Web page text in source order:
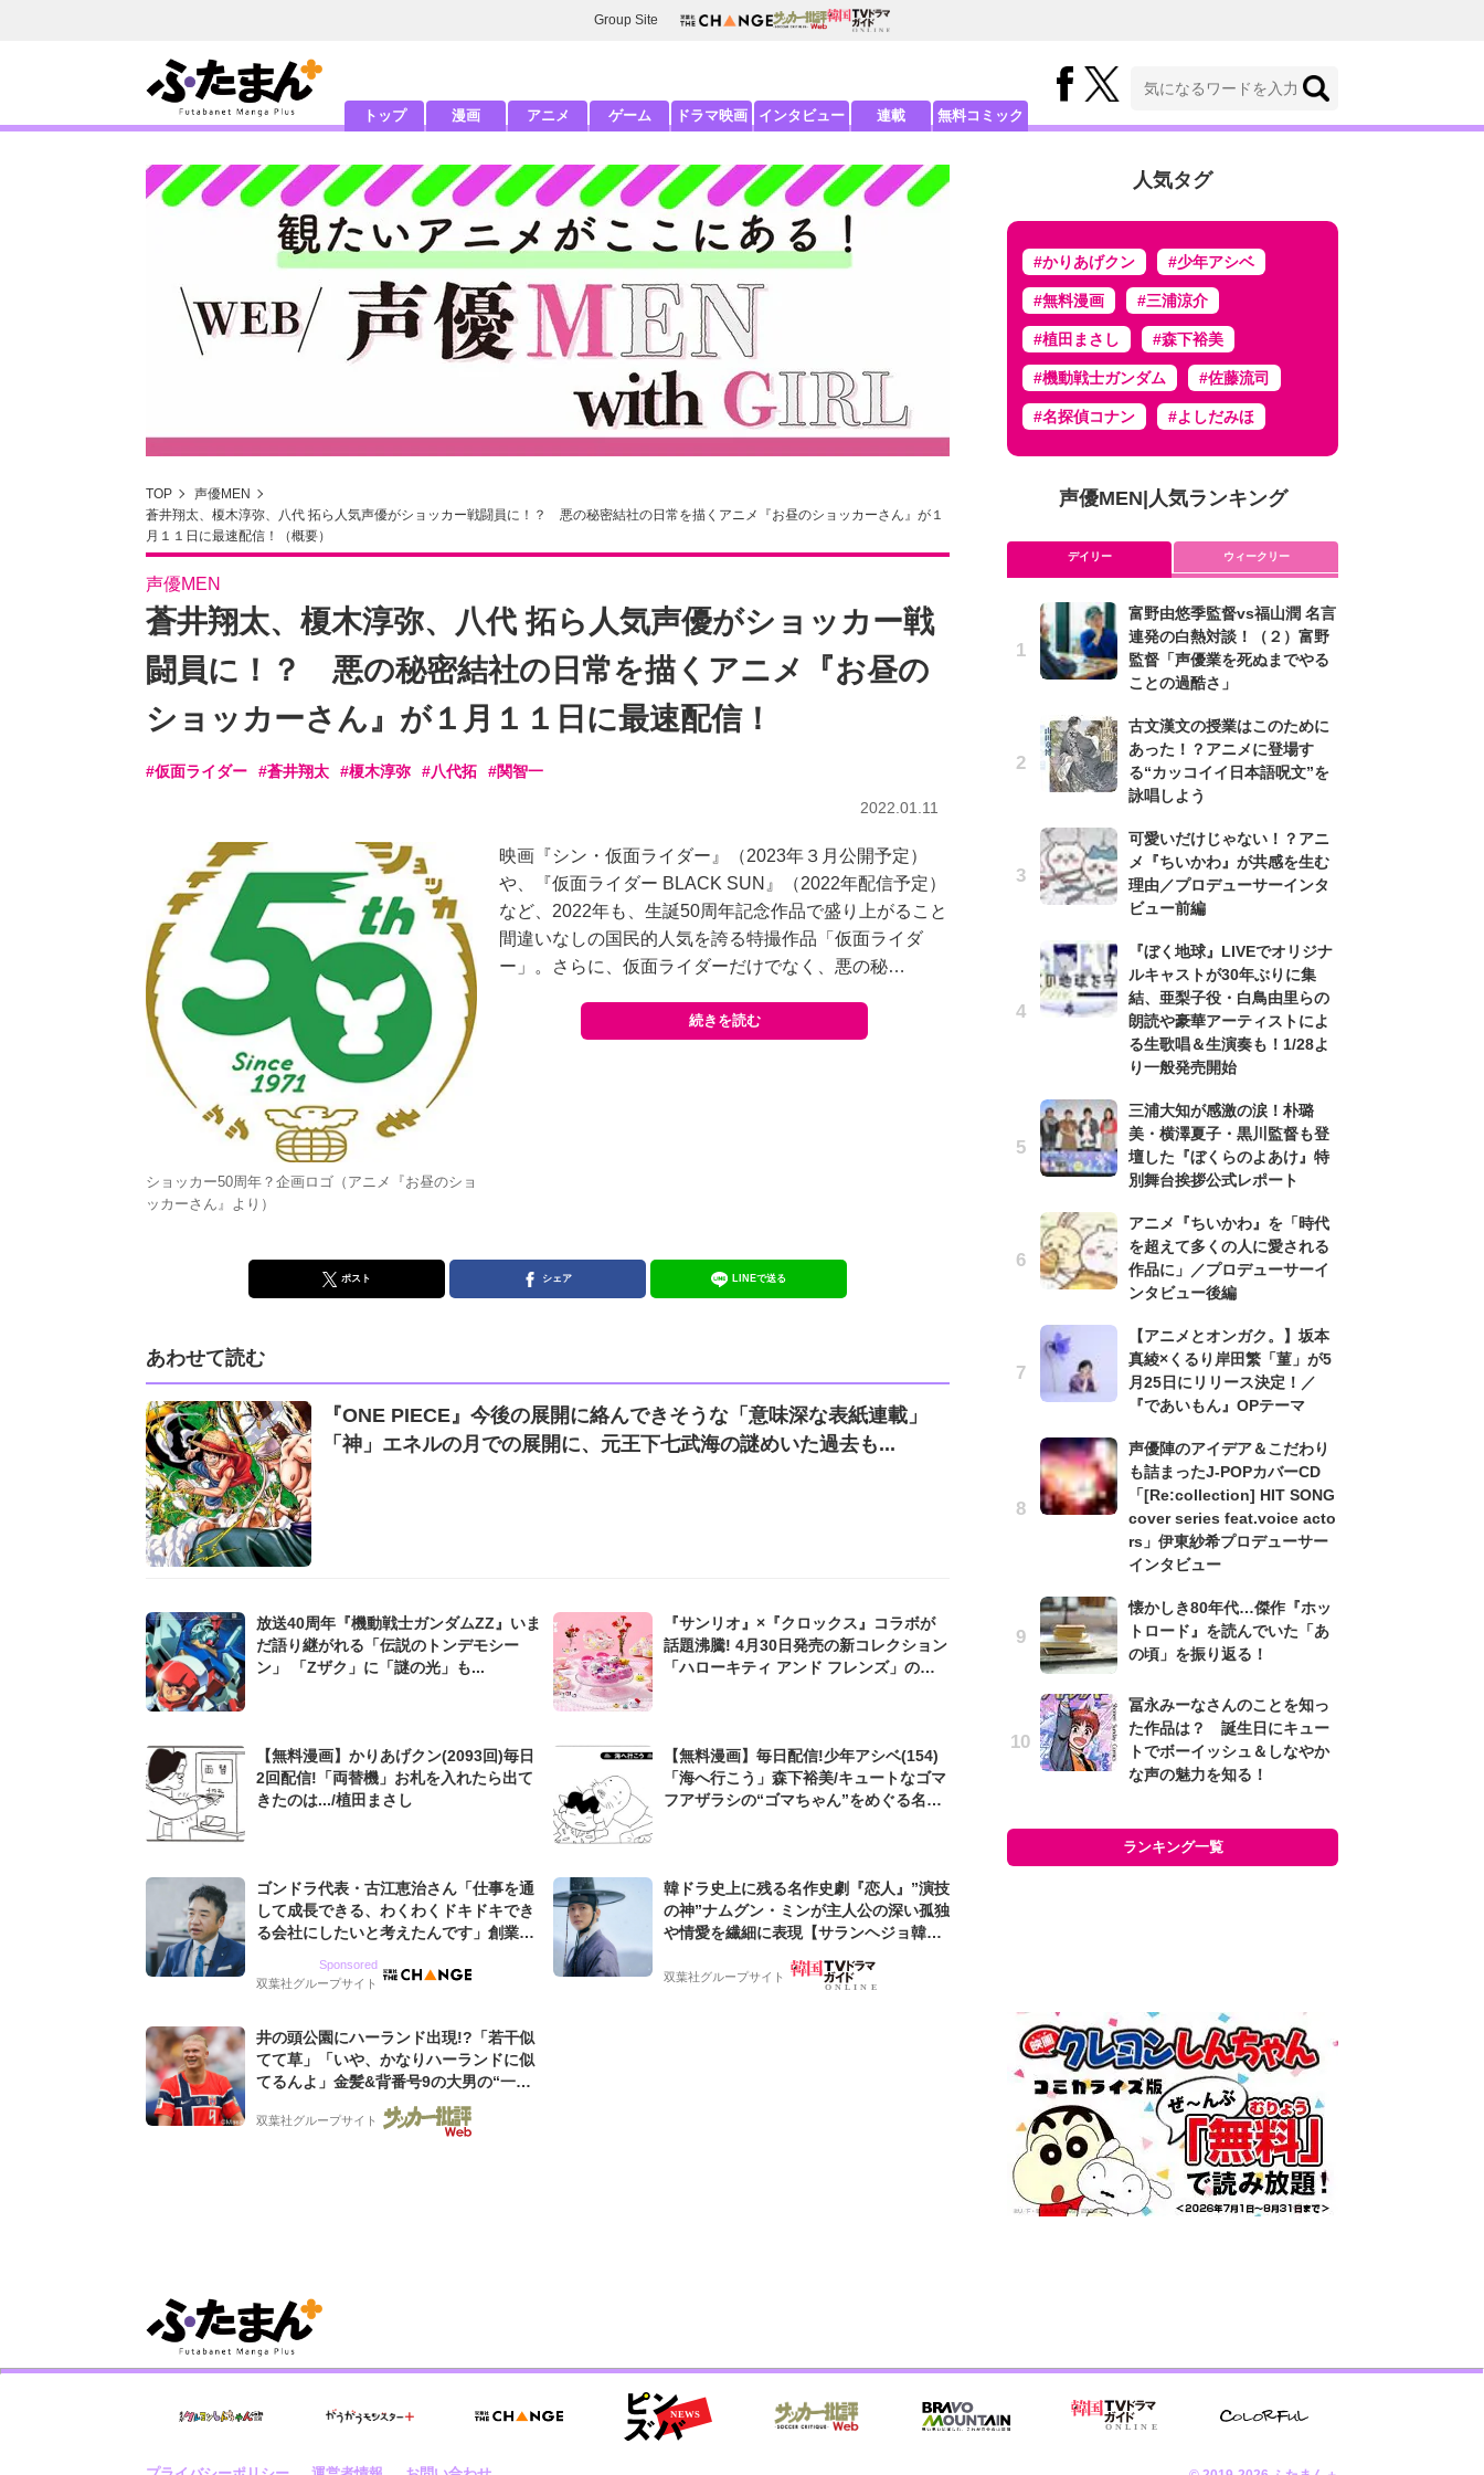
Group Site
トップ 漫画 アニメ ゲーム ドラマ映画 インタビュー 連載 無料コミック
TOP
声優MEN
蒼井翔太、榎木淳弥、八代 拓ら人気声優がショッカー戦闘員に！？ 悪の秘密結社の日常を描くアニメ『お昼のショッカーさん』が１
月１１日に最速配信！（概要）
声優MEN
蒼井翔太、榎木淳弥、八代 拓ら人気声優がショッカー戦
闘員に！？ 悪の秘密結社の日常を描くアニメ『お昼の
ショッカーさん』が１月１１日に最速配信！
#仮面ライダー #蒼井翔太 #榎木淳弥 #八代拓 #関智一
2022.01.11
ショッカー50周年？企画ロゴ（アニメ『お昼のショ
ッカーさん』より）
映画『シン・仮面ライダー』（2023年３月公開予定）
や、『仮面ライダー BLACK SUN』（2022年配信予定）
など、2022年も、生誕50周年記念作品で盛り上がること
間違いなしの国民的人気を誇る特撮作品「仮面ライダ
ー」。さらに、仮面ライダーだけでなく、悪の秘…
続きを読む
ポスト シェア LINEで送る
あわせて読む
『ONE PIECE』今後の展開に絡んできそうな「意味深な表紙連載」
「神」エネルの月での展開に、元王下七武海の謎めいた過去も...
放送40周年『機動戦士ガンダムZZ』いま
だ語り継がれる「伝説のトンデモシー
ン」 「Zザク」に「謎の光」も...
『サンリオ』×『クロックス』コラボが
話題沸騰! 4月30日発売の新コレクション
「ハローキティ アンド フレンズ」の全
【無料漫画】かりあげクン(2093回)毎日
2回配信!「両替機」お札を入れたら出て
きたのは.../植田まさし
【無料漫画】毎日配信!少年アシベ(154)
「海へ行こう」森下裕美/キュートなゴマ
フアザラシの“ゴマちゃん”をめぐる名作
ゴンドラ代表・古江恵治さん「仕事を通
して成長できる、わくわくドキドキでき
る会社にしたいと考えたんです」創業来
グ会社のアイデンティティ
Sponsored
双葉社グループサイト
韓ドラ史上に残る名作史劇『恋人』”演技
の神”ナムグン・ミンが主人公の深い孤独
や情愛を繊細に表現【サランヘジョ韓ド
双葉社グループサイト
井の頭公園にハーランド出現!?「若干似
てて草」「いや、かなりハーランドに似
てるんよ」金髪&背番号9の大男の“一人
バイキング・ロー”映像が話題!「元気を
もらった」
双葉社グループサイト
人気タグ
#かりあげクン #少年アシベ
#無料漫画 #三浦涼介
#植田まさし #森下裕美
#機動戦士ガンダム #佐藤流司
#名探偵コナン #よしだみほ
声優MEN| 人気ランキング
デイリー ウィークリー
富野由悠季監督vs福山潤 名言
連発の白熱対談！（２）富野
監督「声優業を死ぬまでやる
ことの過酷さ」
古文漢文の授業はこのために
あった！？アニメに登場す
る“カッコイイ日本語呪文”を
詠唱しよう
可愛いだけじゃない！？アニ
メ『ちいかわ』が共感を生む
理由／プロデューサーインタ
ビュー前編
『ぼく地球』LIVEでオリジナ
ルキャストが30年ぶりに集
結、亜梨子役・白鳥由里らの
朗読や豪華アーティストによ
る生歌唱＆生演奏も！1/28よ
り一般発売開始
三浦大知が感激の涙！朴璐
美・横澤夏子・黒川監督も登
壇した『ぼくらのよあけ』特
別舞台挨拶公式レポート
アニメ『ちいかわ』を「時代
を超えて多くの人に愛される
作品に」／プロデューサーイ
ンタビュー後編
【アニメとオンガク。】坂本
真綾×くるり岸田繁「菫」が5
月25日にリリース決定！／
『であいもん』OPテーマ
声優陣のアイデア＆こだわり
も詰まったJ-POPカバーCD
「[Re:collection] HIT SONG
cover series feat.voice acto
rs」伊東紗希プロデューサー
インタビュー
懐かしき80年代…傑作『ホッ
トロード』を読んでいた「あ
の頃」を振り返る！
冨永みーなさんのことを知っ
た作品は？ 誕生日にキュー
トでボーイッシュ＆しなやか
な声の魅力を知る！
ランキング一覧